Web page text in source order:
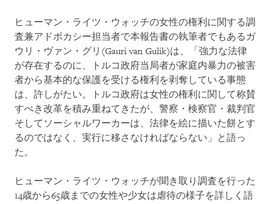
ヒューマン・ライツ・ウォッチの女性の権利に関する調
査兼アドボカシー担当者で本報告書の執筆者でもあるガ
ウリ・ヴァン・グリ(Gauri van Gulik)は、「強力な法律
が存在するのに、トルコ政府当局者が家庭内暴力の被害
者から基本的な保護を受ける権利を剥奪している事態
は、許しがたい。トルコ政府は女性の権利に関して称賛
すべき改革を積み重ねてきたが、警察・検察官・裁判官
そしてソーシャルワーカーは、法律を絵に描いた餅とす
るのではなく、実行に移さなければならない」と語っ
た。
ヒューマン・ライツ・ウォッチが聞き取り調査を行った
14歳から65歳までの女性や少女は虐待の様子を詳しく語